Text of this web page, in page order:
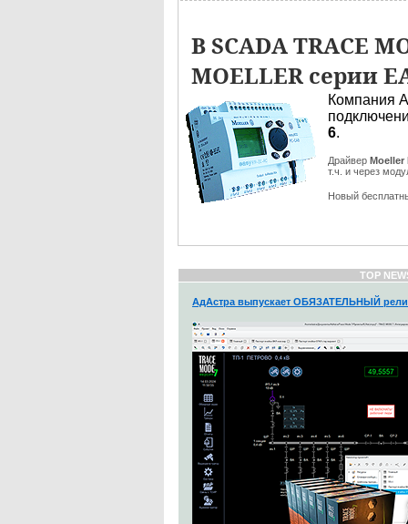
В SCADA TRACE
MOELLER серии
Компания
6.
Драйвер Moeller
т.ч. и через
Новый
TOP
АдАстра выпускает ОБЯЗАТЕЛЬНЫЙ релиз